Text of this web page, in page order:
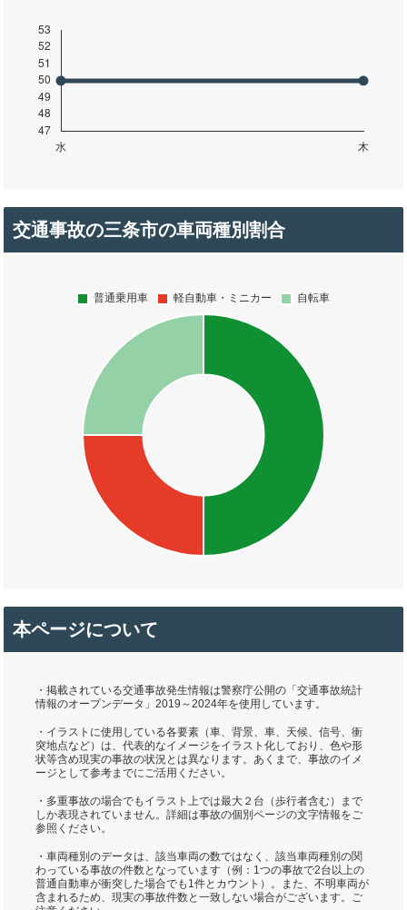
交通事故の三条市の車両種別割合
本ページについて
・掲載されている交通事故発生情報は警察庁公開の「交通事故統計
情報のオープンデータ」2019～2024年を使用しています。
・イラストに使用している各要素（車、背景、車、天候、信号、衝
突地点など）は、代表的なイメージをイラスト化しており、色や形
状等含め現実の事故の状況とは異なります。あくまで、事故のイメ
ージとして参考までにご活用ください。
・多重事故の場合でもイラスト上では最大２台（歩行者含む）まで
しか表現されていません。詳細は事故の個別ページの文字情報をご
参照ください。
・車両種別のデータは、該当車両の数ではなく、該当車両種別の関
わっている事故の件数となっています（例：1つの事故で2台以上の
普通自動車が衝突した場合でも1件とカウント）。また、不明車両が
含まれるため、現実の事故件数と一致しない場合がございます。ご